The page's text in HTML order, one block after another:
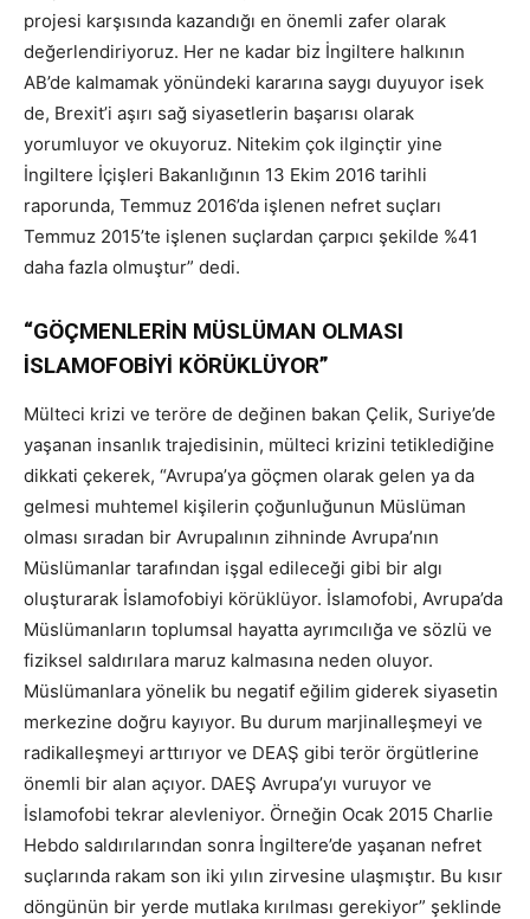
projesi karşısında kazandığı en önemli zafer olarak
değerlendiriyoruz. Her ne kadar biz İngiltere halkının
AB’de kalmamak yönündeki kararına saygı duyuyor isek
de, Brexit’i aşırı sağ siyasetlerin başarısı olarak
yorumluyor ve okuyoruz. Nitekim çok ilginçtir yine
İngiltere İçişleri Bakanlığının 13 Ekim 2016 tarihli
raporunda, Temmuz 2016’da işlenen nefret suçları
Temmuz 2015’te işlenen suçlardan çarpıcı şekilde %41
daha fazla olmuştur” dedi.
“GÖÇMENLERİN MÜSLÜMAN OLMASI
İSLAMOFOBİYİ KÖRÜKLÜYOR”
Mülteci krizi ve teröre de değinen bakan Çelik, Suriye’de
yaşanan insanlık trajedisinin, mülteci krizini tetiklediğine
dikkati çekerek, “Avrupa’ya göçmen olarak gelen ya da
gelmesi muhtemel kişilerin çoğunluğunun Müslüman
olması sıradan bir Avrupalının zihninde Avrupa’nın
Müslümanlar tarafından işgal edileceği gibi bir algı
oluşturarak İslamofobiyi körüklüyor. İslamofobi, Avrupa’da
Müslümanların toplumsal hayatta ayrımcılığa ve sözlü ve
fiziksel saldırılara maruz kalmasına neden oluyor.
Müslümanlara yönelik bu negatif eğilim giderek siyasetin
merkezine doğru kayıyor. Bu durum marjinalleşmeyi ve
radikalleşmeyi arttırıyor ve DEAŞ gibi terör örgütlerine
önemli bir alan açıyor. DAEŞ Avrupa’yı vuruyor ve
İslamofobi tekrar alevleniyor. Örneğin Ocak 2015 Charlie
Hebdo saldırılarından sonra İngiltere’de yaşanan nefret
suçlarında rakam son iki yılın zirvesine ulaşmıştır. Bu kısır
döngünün bir yerde mutlaka kırılması gerekiyor” şeklinde